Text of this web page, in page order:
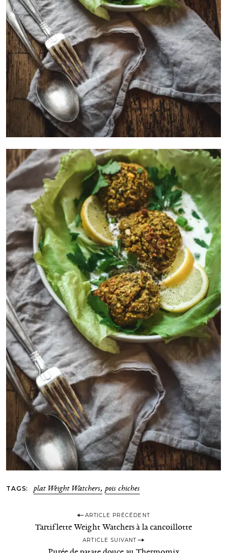
TAGS plat Weight Watchers pois chiches
ARTICLE PRÉCÉDENT
Tartiflette Weight Watchers à la cancoillotte
ARTICLE SUIVANT